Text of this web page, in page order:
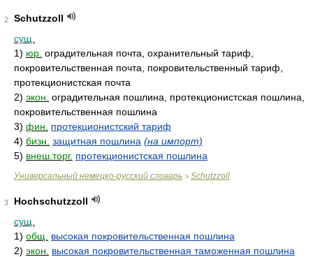
2
Schutzzoll
сущ.
1) юр. оградительная почта, охранительный тариф,
покровительственная почта, покровительственный тариф,
протекционистская почта
2) экон. оградительная пошлина, протекционистcкая пошлина,
покровительственная пошлина
3) фин.
протекционистский тариф
4) бизн. защитная пошлина (на импорт)
5) внеш.торг. протекционистская пошлина
Универсальный немецко-русский словарь > Schutzzoll
3
Hochschutzzoll
сущ.
1) общ.
высокая покровительственная пошлина
2) экон. высокая покровительственная таможенная пошлина